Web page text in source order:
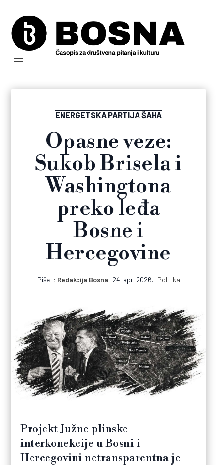
ENERGETSKA PARTIJA ŠAHA
Opasne veze:
Sukob Brisela i
Washingtona
preko leđa
Bosne i
Hercegovine
Piše: Redakcija Bosna | 24. apr. 2026. | Politika
Projekt Južne plinske
interkonekcije u Bosni i
Hercegovini netransparentna je